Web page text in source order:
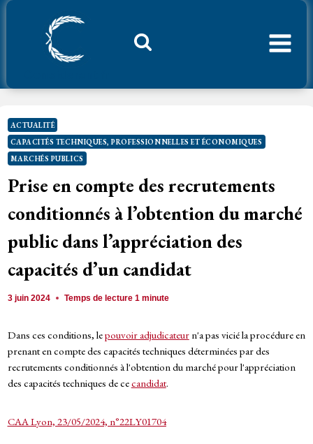
Aller
ACTUALITÉ
CAPACITÉS TECHNIQUES, PROFESSIONNELLES ET ÉCONOMIQUES
MARCHÉS PUBLICS
Prise en compte des recrutements
conditionnés à l’obtention du marché
public dans l’appréciation des
capacités d’un candidat
3 juin 2024 Temps de lecture1 minute
Dans ces conditions, lepouvoir adjudicateurn'a pas vicié la procédure en
prenant en compte des capacités techniques déterminées par des
recrutements conditionnés à l'obtention du marché pour l'appréciation
des capacités techniques de cecandidat.
CAA Lyon, 23/05/2024, n°22LY01704